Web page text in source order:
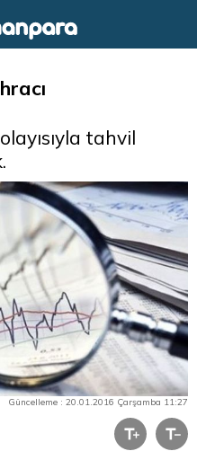
tahvil
Güncelleme : 20.01.2016 Çarşamba 11:27